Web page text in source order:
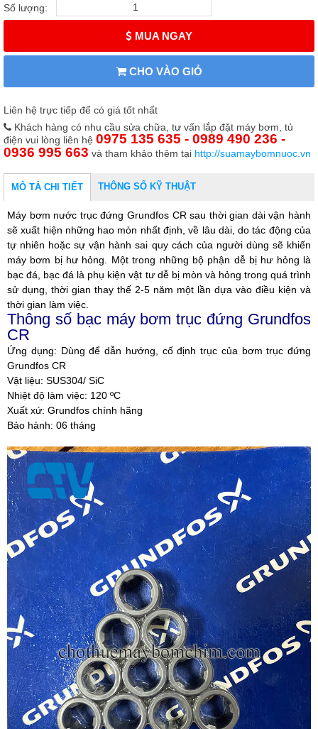
Số lượng:
MUA NGAY
CHO VÀO GIỎ
Liên hệ trực tiếp để có giá tốt nhất
Khách hàng có nhu cầu sửa chữa, tư vấn lắp đặt máy bơm, tủ
điện vui lòng liên hệ 0975 135 635 - 0989 490 236 -
0936 995 663 và tham khảo thêm tại http://suamaybomnuoc.vn
MÔ TẢ CHI TIẾT THÔNG SỐ KỸ THUẬT
Máy bơm nước trục đứng Grundfos CR sau thời gian dài vận hành
sẽ xuất hiện những hao mòn nhất định, về lâu dài, do tác động của
tự nhiên hoặc sự vận hành sai quy cách của người dùng sẽ khiến
máy bơm bị hư hỏng. Một trong những bộ phận dễ bị hư hỏng là
bạc đá, bạc đá là phụ kiện vật tư dễ bị mòn và hỏng trong quá trình
sử dụng, thời gian thay thế 2-5 năm một lần dựa vào điều kiện và
thời gian làm việc.
Thông số bạc máy bơm trục đứng Grundfos
CR
Ứng dụng: Dùng để dẫn hướng, cố định trục của bơm trục đứng
Grundfos CR
Vật liệu: SUS304/ SiC
Nhiệt độ làm việc: 120 ºC
Xuất xứ: Grundfos chính hãng
Bảo hành: 06 tháng